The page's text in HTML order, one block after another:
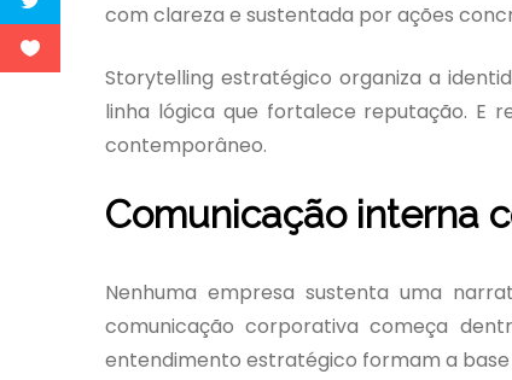
com clareza e sustentada por ações
Storytelling estratégico organiza a
linha lógica que fortalece reputação. E
contemporâneo.
Comunicação interna
Nenhuma empresa sustenta uma
comunicação corporativa começa
entendimento estratégico formam a